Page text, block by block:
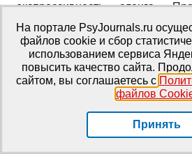
экспрессивность сленга.
гибридных формах, где
адаптируются и локализуются
Китая. Таким образом,
– это не только языковой
общества, где цифровизация,
сливаются в уникальный
идентичность современного
На портале PsyJournals.ru
файлов cookie и сбор
использованием сервиса
повысить качество сайта.
сайтом, вы соглашаетесь с
файлов
Принять